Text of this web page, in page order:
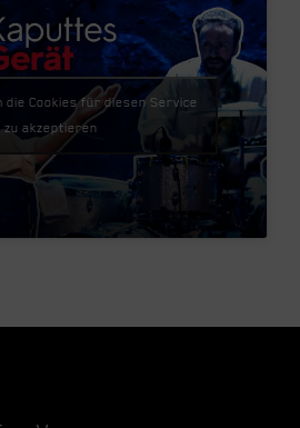
die Cookies für diesen Service
zu akzeptieren